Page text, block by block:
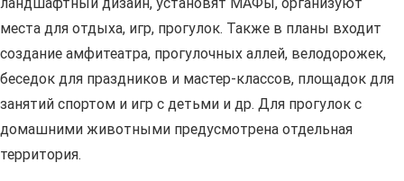
ландшафтный дизайн, установят МАФы, организуют
места для отдыха, игр, прогулок. Также в планы входит
создание амфитеатра, прогулочных аллей, велодорожек,
беседок для праздников и мастер-классов, площадок для
занятий спортом и игр с детьми и др. Для прогулок с
домашними животными предусмотрена отдельная
территория.